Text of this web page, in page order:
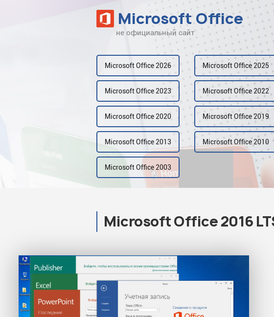
Microsoft Office
не официальный сайт
Microsoft Office 2026 Microsoft Office 2025
Microsoft Office 2023 Microsoft Office 2022
Microsoft Office 2020 Microsoft Office 2019
Microsoft Office 2013 Microsoft Office 2010
Microsoft Office 2003
Microsoft Office 2016